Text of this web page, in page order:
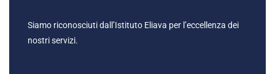
Siamo riconosciuti dall’Istituto Eliava per l’eccellenza dei
nostri servizi.